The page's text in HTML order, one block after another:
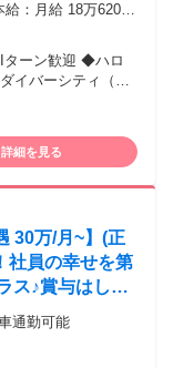
給：月給 18万6200
なし 全員に一律で
(残業月５時間以内)
歓迎 ◆ハロ
イバーシティ（障
も整っているた
対応できるように
きます。 ✅ 50
てもらえ、お客様
ています。設備や
です。
詳細を見る
30万/月~】(正
社員の幸せを第
ス♪賞与はしっ
車通勤可能